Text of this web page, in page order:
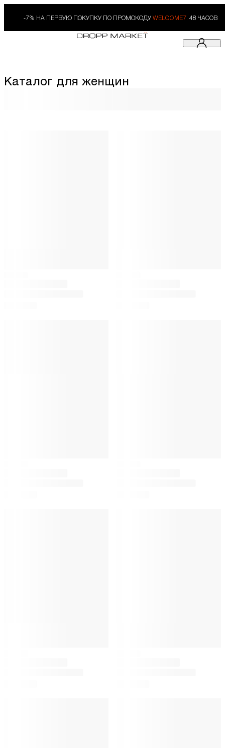
-7% НА ПЕРВУЮ ПОКУПКУ ПО ПРОМОКОДУ WELCOME7. 48 ЧАСОВ
Каталог для женщин